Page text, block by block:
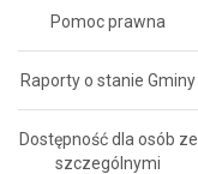
Pomoc prawna
Raporty o stanie Gminy
Dostępność dla osób ze
szczególnymi